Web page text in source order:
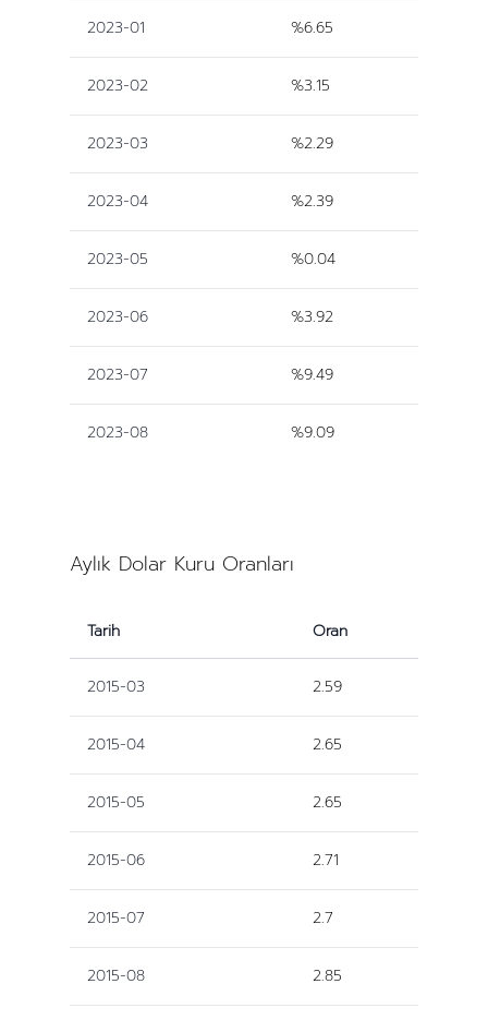
2023-01 %6.65
2023-02 %3.15
2023-03 %2.29
2023-04 %2.39
2023-05 %0.04
2023-06 %3.92
2023-07 %9.49
2023-08 %9.09
Aylık Dolar Kuru Oranları
Tarih Oran
2015-03 2.59
2015-04 2.65
2015-05 2.65
2015-06 2.71
2015-07 2.7
2015-08 2.85